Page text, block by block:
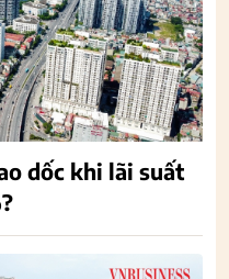
dốc khi lãi suất